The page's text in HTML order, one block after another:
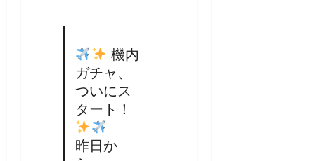
機内
ガチャ、
ついにス
タート！
昨日か